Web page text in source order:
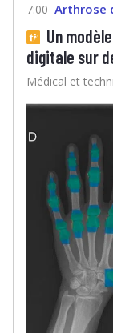
7:00 Arthrose
Un
digitale sur
Médical et